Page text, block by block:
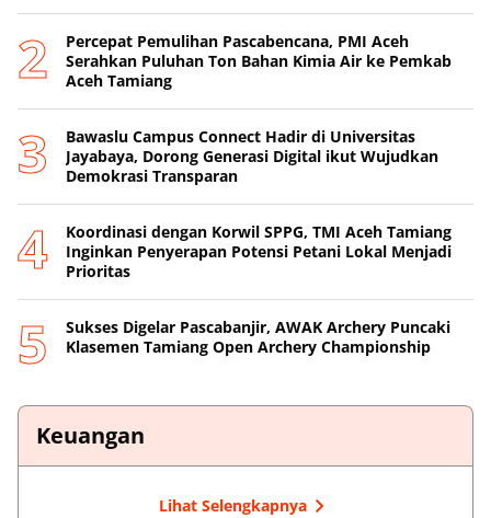
Percepat Pemulihan Pascabencana, PMI Aceh
Serahkan Puluhan Ton Bahan Kimia Air ke Pemkab
Aceh Tamiang
Bawaslu Campus Connect Hadir di Universitas
Jayabaya, Dorong Generasi Digital ikut Wujudkan
Demokrasi Transparan
Koordinasi dengan Korwil SPPG, TMI Aceh Tamiang
Inginkan Penyerapan Potensi Petani Lokal Menjadi
Prioritas
Sukses Digelar Pascabanjir, AWAK Archery Puncaki
Klasemen Tamiang Open Archery Championship
Keuangan
Lihat Selengkapnya